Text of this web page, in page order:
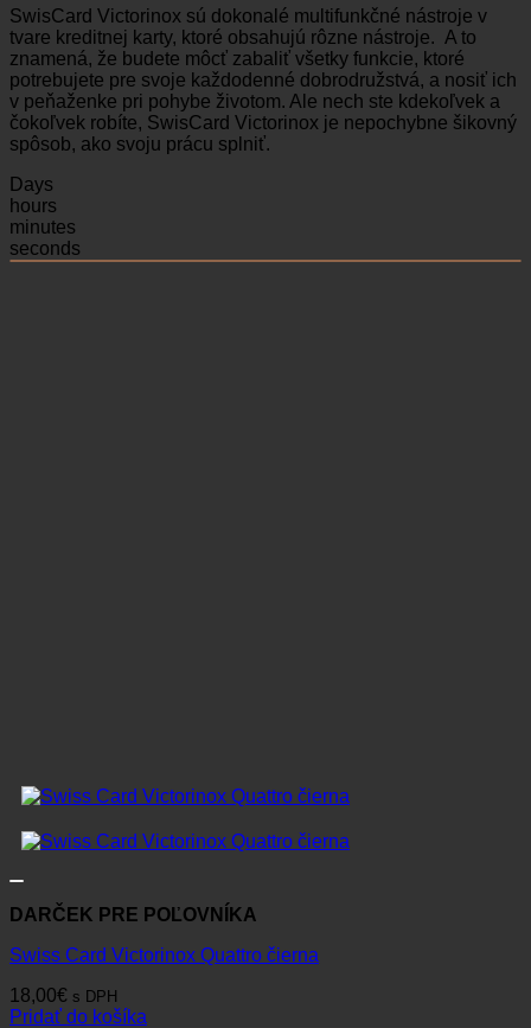
SwisCard Victorinox sú dokonalé multifunkčné nástroje v
tvare kreditnej karty, ktoré obsahujú rôzne nástroje. A to
znamená, že budete môcť zabaliť všetky funkcie, ktoré
potrebujete pre svoje každodenné dobrodružstvá, a nosiť ich
v peňaženke pri pohybe životom. Ale nech ste kdekoľvek a
čokoľvek robíte, SwisCard Victorinox je nepochybne šikovný
spôsob, ako svoju prácu splniť.
Days
hours
minutes
seconds
DARČEK PRE POĽOVNÍKA
Swiss Card Victorinox Quattro čierna
18,00€ s DPH
Pridať do košíka